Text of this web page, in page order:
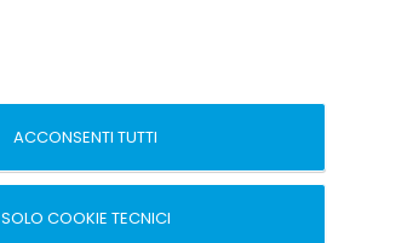
sito creato daetinet.It
ACCONSENTI TUTTI
SOLO COOKIE TECNICI